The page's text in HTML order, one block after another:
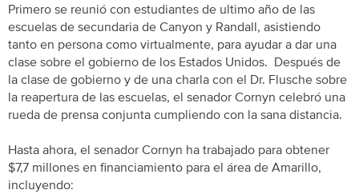
Primero se reunió con estudiantes de ultimo año de las
escuelas de secundaria de Canyon y Randall, asistiendo
tanto en persona como virtualmente, para ayudar a dar una
clase sobre el gobierno de los Estados Unidos. Después de
la clase de gobierno y de una charla con el Dr. Flusche sobre
la reapertura de las escuelas, el senador Cornyn celebró una
rueda de prensa conjunta cumpliendo con la sana distancia.
Hasta ahora, el senador Cornyn ha trabajado para obtener
$7,7 millones en financiamiento para el área de Amarillo,
incluyendo: